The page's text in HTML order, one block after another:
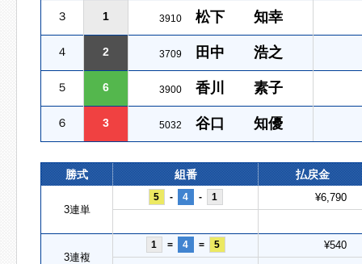
３ 1 3910 松下 知幸
４ 2 3709 田中 浩之
５ 6 3900 香川 素子
６ 3 5032 谷口 知優
勝式 組番 払戻金
3連単
5 - 4 - 1 ¥6,790
3連複
1 = 4 = 5 ¥540